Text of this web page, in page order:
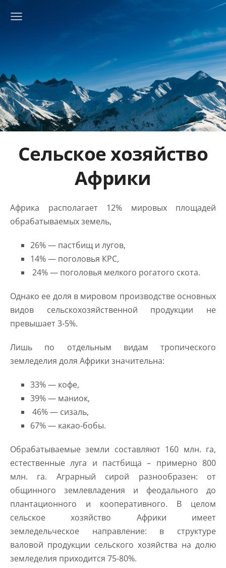
Сельское хозяйство
Африки
Африка располагает 12% мировых площадей
обрабатываемых земель,
26% — пастбищ и лугов,
14% — поголовья КРС,
24% — поголовья мелкого рогатого скота.
Однако ее доля в мировом производстве основных
видов сельскохозяйственной продукции не
превышает 3-5%.
Лишь по отдельным видам тропического
земледелия доля Африки значительна:
33% — кофе,
39% — маниок,
46% — сизаль,
67% — какао-бобы.
Обрабатываемые земли составляют 160 млн. га,
естественные луга и пастбища – примерно 800
млн. га. Аграрный сирой разнообразен: от
общинного землевладения и феодального до
плантационного и кооперативного. В целом
сельское хозяйство Африки имеет
земледельческое направление: в структуре
валовой продукции сельского хозяйства на долю
земледелия приходится 75-80%.